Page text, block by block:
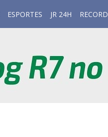
ESPORTES JR 24H RECORD